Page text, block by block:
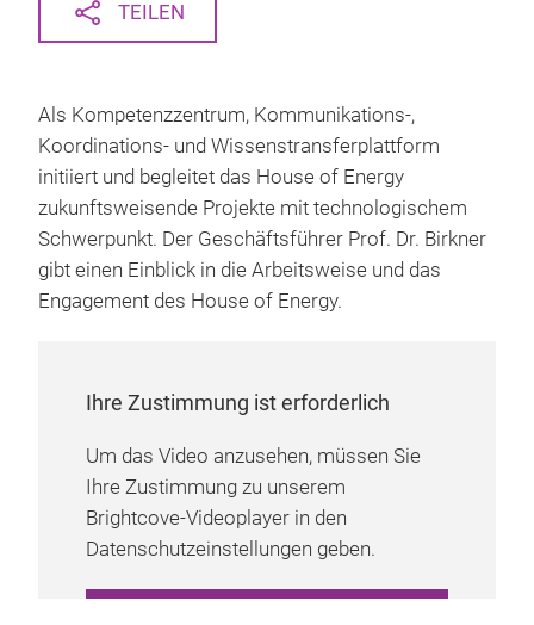
TEILEN
Als Kompetenzzentrum, Kommunikations-,
Koordinations- und Wissenstransferplattform
initiiert und begleitet das House of Energy
zukunftsweisende Projekte mit technologischem
Schwerpunkt. Der Geschäftsführer Prof. Dr. Birkner
gibt einen Einblick in die Arbeitsweise und das
Engagement des House of Energy.
Ihre Zustimmung ist erforderlich
Um das Video anzusehen, müssen Sie
Ihre Zustimmung zu unserem
Brightcove-Videoplayer in den
Datenschutzeinstellungen geben.